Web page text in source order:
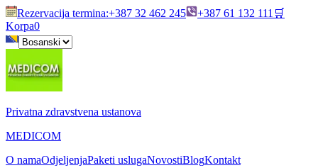
Rezervacija termina:+387 32 462 245 +387 61 132 111 🛒
Korpa0
Privatna zdravstvena ustanova
MEDICOM
O namaOdjeljenjaPaketi uslugaNovostiBlogKontakt